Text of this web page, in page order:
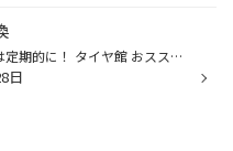
オイル交換は定期的に！ タイヤ館 おススメオイルありますよ！
日